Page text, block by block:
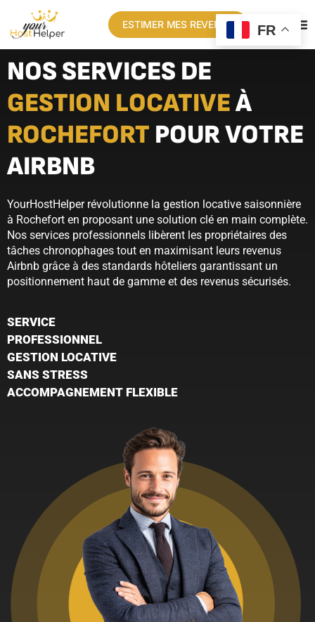
ESTIMER MES REVENUS
NOS SERVICES DE
GESTION LOCATIVEÀ
ROCHEFORT POUR VOTRE
AIRBNB
YourHostHelper révolutionne la gestion locative saisonnière
à Rochefort en proposant une solution clé en main complète.
Nos services professionnels libèrent les propriétaires des
tâches chronophages tout en maximisant leurs revenus
Airbnb grâce à des standards hôteliers garantissant un
positionnement haut de gamme et des revenus sécurisés.
SERVICE
PROFESSIONNEL
GESTION LOCATIVE
SANS STRESS
ACCOMPAGNEMENT FLEXIBLE
FR